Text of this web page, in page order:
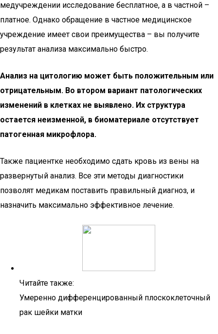
медучреждении исследование бесплатное, а в частной –
платное. Однако обращение в частное медицинское
учреждение имеет свои преимущества – вы получите
результат анализа максимально быстро.
Анализ на цитологию может быть положительным или
отрицательным. Во втором вариант патологических
изменений в клетках не выявлено. Их структура
остается неизменной, в биоматериале отсутствует
патогенная микрофлора.
Также пациентке необходимо сдать кровь из вены на
развернутый анализ. Все эти методы диагностики
позволят медикам поставить правильный диагноз, и
назначить максимально эффективное лечение.
Читайте также:
Умеренно дифференцированный плоскоклеточный
рак шейки матки